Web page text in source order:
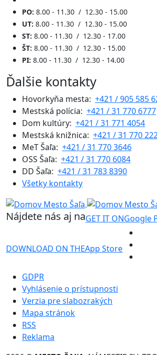
PO: 8.00 - 11.30 / 12.30 - 15.00
UT: 8.00 - 11.30 / 12.30 - 15.00
ST: 8.00 - 11.30 / 12.30 - 17.00
ŠT: 8.00 - 11.30 / 12.30 - 15.00
PI: 8.00 - 11.30 / 12.30 - 14.00
Ďalšie kontakty
Hovorkyňa mesta: +421 / 905 585
Mestská polícia: +421 / 31 770 6777
Dom kultúry: +421 / 31 771 4054
Mestská knižnica: +421 / 31 770
MeT Šaľa: +421 / 31 770 3646
OSS Šaľa: +421 / 31 770 6084
DD Šaľa: +421 / 31 783 8390
Všetky kontakty
Nájdete nás aj naGET IT ONGoogle
DOWNLOAD ON THEApp Store
GDPR
Vyhlásenie o prístupnosti
Verzia pre slabozrakých
Mapa stránok
RSS
Reklama